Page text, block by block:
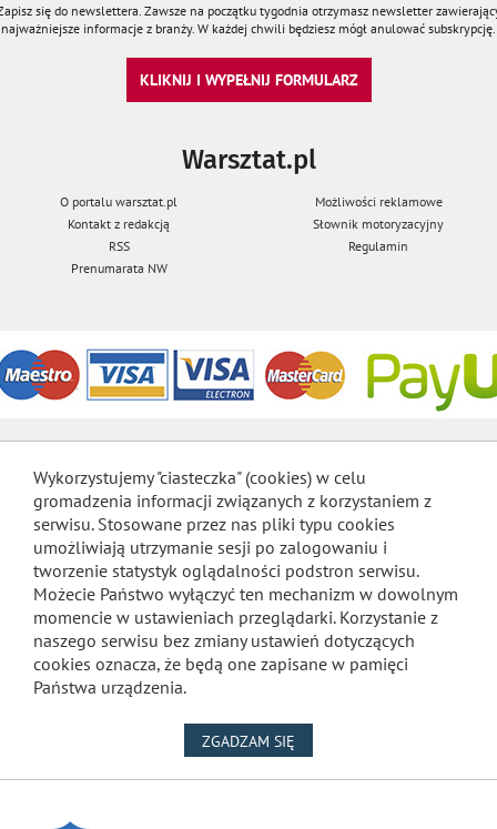
się do newslettera. Zawsze na początku tygodnia otrzymasz newsletter
najważniejsze informacje z branży. W każdej chwili będziesz mógł anulować subskrypcję.
KLIKNIJ I WYPEŁNIJ FORMULARZ
Warsztat.pl
O portalu warsztat.pl
Możliwości reklamowe
Kontakt z redakcją
Słownik motoryzacyjny
RSS
Regulamin
Prenumarata NW
Wykorzystujemy "ciasteczka" (cookies) w celu
gromadzenia informacji związanych z korzystaniem z
serwisu. Stosowane przez nas pliki typu cookies
umożliwiają utrzymanie sesji po zalogowaniu i
tworzenie statystyk oglądalności podstron serwisu.
Możecie Państwo wyłączyć ten mechanizm w dowolnym
momencie w ustawieniach przeglądarki. Korzystanie z
naszego serwisu bez zmiany ustawień dotyczących
cookies oznacza, że będą one zapisane w pamięci
Państwa urządzenia.
ZGADZAM SIĘ